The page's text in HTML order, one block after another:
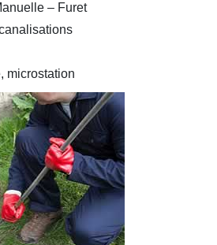
– Furet
microstation